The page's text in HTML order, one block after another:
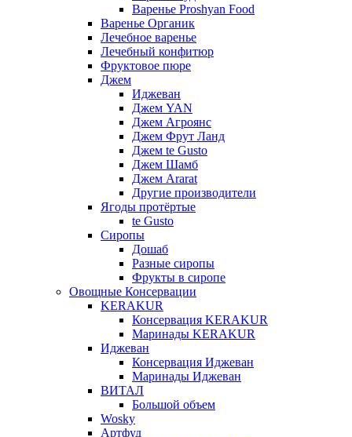
Варенье Proshyan Food
Варенье Органик
Лечебное варенье
Лечебный конфитюр
Фруктовое пюре
Джем
Иджеван
Джем YAN
Джем Агроянс
Джем Фрут Ланд
Джем te Gusto
Джем Шамб
Джем Ararat
Другие производители
Ягоды протёртые
te Gusto
Сиропы
Дошаб
Разные сиропы
Фрукты в сиропе
Овощные Консервации
KERAKUR
Консервация KERAKUR
Маринады KERAKUR
Иджеван
Консервация Иджеван
Маринады Иджеван
ВИТАЛ
Большой объем
Wosky
Артфуд